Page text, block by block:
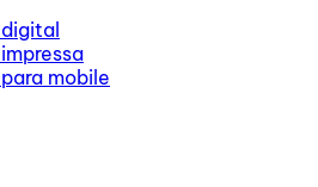
mobile